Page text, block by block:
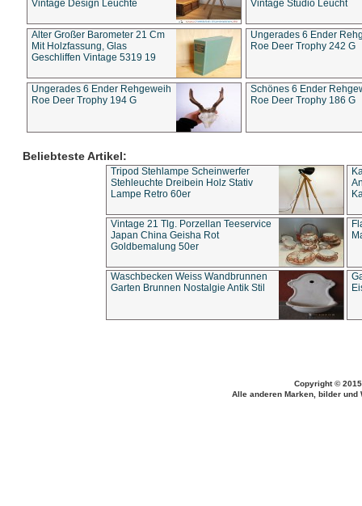
Vintage Design Leuchte
Vintage Studio Leucht
Alter Großer Barometer 21 Cm
Mit Holzfassung, Glas
Geschliffen Vintage 5319 19
Ungerades 6 Ender
Roe Deer Trophy 242 G
Ungerades 6 Ender Rehgeweih
Roe Deer Trophy 194 G
Schönes 6 Ender
Roe Deer Trophy 186 G
Beliebteste Artikel:
Tripod Stehlampe Scheinwerfer
Stehleuchte Dreibein Holz Stativ
Lampe Retro 60er
Vintage 21 Tlg. Porzellan Teeservice
Japan China Geisha Rot
Goldbemalung 50er
Waschbecken Weiss Wandbrunnen
Garten Brunnen Nostalgie Antik Stil
Copyright ©
Alle anderen Marken, bilder und